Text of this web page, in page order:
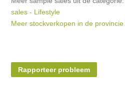
sales - Lifestyle
Meer stockverkopen in de provincie
Rapporteer probleem